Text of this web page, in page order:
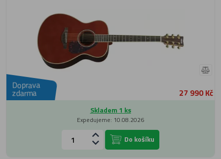
Doprava
zdarma 27 990 Kč
Skladem 1 ks
Expedujeme: 10.08.2026
Do košíku